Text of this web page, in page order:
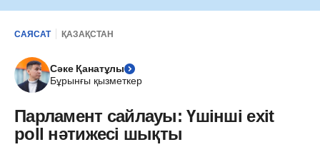
САЯСАТ ҚАЗАҚСТАН
Сәке Қанатұлы
Бұрынғы қызметкер
Парламент сайлауы: Үшінші exit
poll нәтижесі шықты